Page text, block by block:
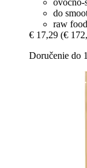
do
raw
€ 17,29 (€
Doručenie do